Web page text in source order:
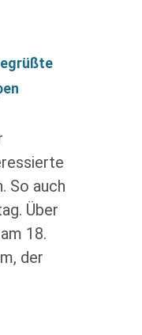
So auch
Über
18.
der